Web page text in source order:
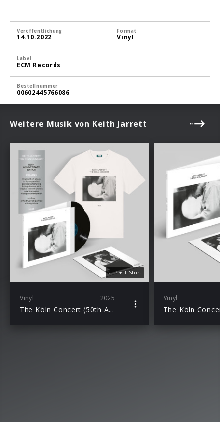
Veröffentlichung
14.10.2022
Format
Vinyl
Label
ECM Records
Bestellnummer
00602445766086
Weitere Musik von Keith Jarrett
2LP + T-Shirt
Vinyl 2025
The Köln Concert (50th Anniversary) Ltd. Ed. 2LP + Excl. T-Shirt
Vinyl